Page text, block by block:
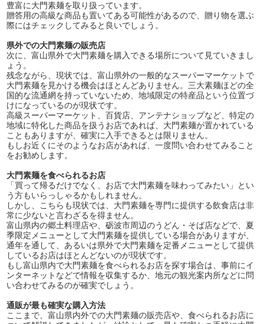
豊富に大門素麺を取り扱っています。
贈答用の高級な商品も置いてある可能性があるので、贈り物を選ぶ
際にはチェックしてみると良いでしょう。
県外での大門素麺の販売店
次に、富山県外で大門素麺を購入できる場所について見ていきまし
ょう。
残念ながら、現状では、富山県外の一般的なスーパーマーケットで
大門素麺を見かける機会はほとんどありません。三大素麺ほどの全
国的な流通網を持っていないため、地域限定の特産品という位置づ
けになっているのが現状です。
高級スーパーマーケット、百貨店、アンテナショップなど、特定の
地域に特化した商品を扱うお店であれば、大門素麺が置かれている
こともありますが、確実に入手できるとは限りません。
もしお近くにそのようなお店があれば、一度問い合わせてみること
をお勧めします。
大門素麺を食べられるお店
「買って帰るだけでなく、お店で大門素麺を味わってみたい」とい
う方もいらっしゃるかもしれません。
しかし、こちらも現状では、大門素麺を専門に提供する飲食店は非
常に少ないと言わざるを得ません。
富山県内の郷土料理店や、砺波市周辺のうどん・そば店などで、夏
季限定メニューとして大門素麺を提供している場合がありますが、
通年を通して、あるいは県外で大門素麺を定番メニューとして提供
しているお店はほとんどないのが現状です。
もし富山県内で大門素麺を食べられるお店を探す場合は、事前にイ
ンターネットなどで情報を収集するか、地元の観光案内所などに問
い合わせてみるのが確実でしょう。
通販が最も確実な購入方法
ここまで、富山県内外での大門素麺の販売店や、食べられるお店に